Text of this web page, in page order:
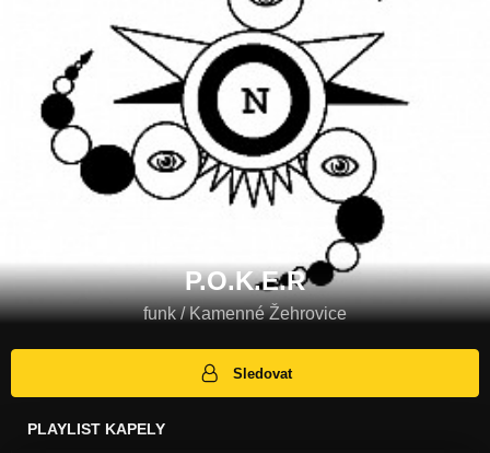
P.O.K.E.R
funk / Kamenné Žehrovice
Sledovat
PLAYLIST KAPELY